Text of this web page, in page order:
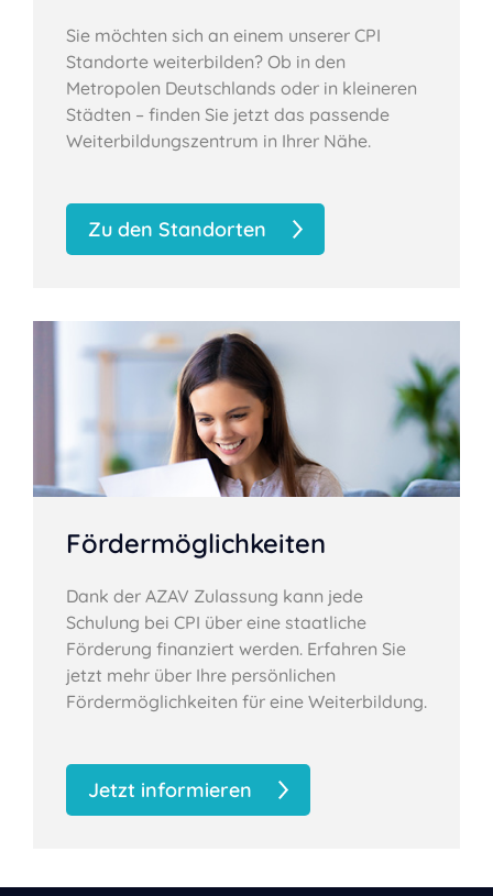
Sie möchten sich an einem unserer CPI
Standorte weiterbilden? Ob in den
Metropolen Deutschlands oder in kleineren
Städten – finden Sie jetzt das passende
Weiterbildungszentrum in Ihrer Nähe.
Zu den Standorten
Fördermöglichkeiten
Dank der AZAV Zulassung kann jede
Schulung bei CPI über eine staatliche
Förderung finanziert werden. Erfahren Sie
jetzt mehr über Ihre persönlichen
Fördermöglichkeiten für eine Weiterbildung.
Jetzt informieren